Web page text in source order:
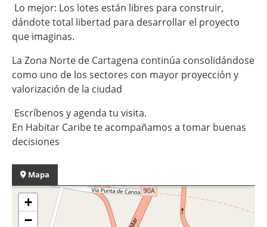
Lo mejor: Los lotes están libres para construir,
dándote total libertad para desarrollar el proyecto
que imaginas.
La Zona Norte de Cartagena continúa consolidándose
como uno de los sectores con mayor proyección y
valorización de la ciudad
Escríbenos y agenda tu visita.
En Habitar Caribe te acompañamos a tomar buenas
decisiones
Mapa
+
−